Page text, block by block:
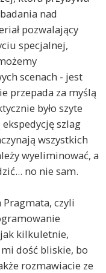
nad
pozwalający
specjalnej,
scenach - jest
przepada za myślą
było szyte
szlag
wszystkich
wyeliminować, a
no nie sam.
czyli
jak kilkuletnie,
dość bliskie, bo
rozmawiacie ze